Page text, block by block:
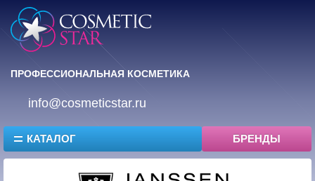
ПРОФЕССИОНАЛЬНАЯ КОСМЕТИКА
info@cosmeticstar.ru
КАТАЛОГ БРЕНДЫ